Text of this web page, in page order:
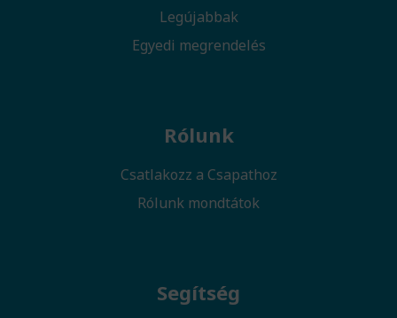
Legújabbak
Egyedi megrendelés
Rólunk
Csatlakozz a Csapathoz
Rólunk mondtátok
Segítség